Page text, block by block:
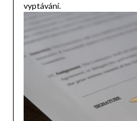
vyptávání.